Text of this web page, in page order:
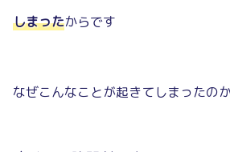
しまったからです
なぜこんなことが起きてしまったの